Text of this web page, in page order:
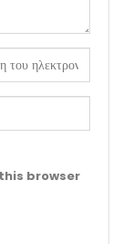
browser